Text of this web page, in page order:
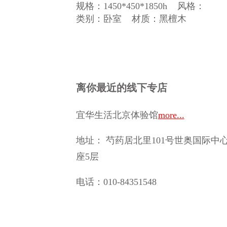
规格：1450*450*1850h
风格：
类别：卧室
材质：黑檀木
离你最近的线下专店
宜华生活北京体验馆more...
地址： 芍药居北里101号世奥国际中
座5层
电话：010-84351548